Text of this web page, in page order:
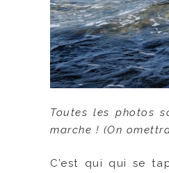
Toutes les photos
marche ! (On
C’est qui qui se